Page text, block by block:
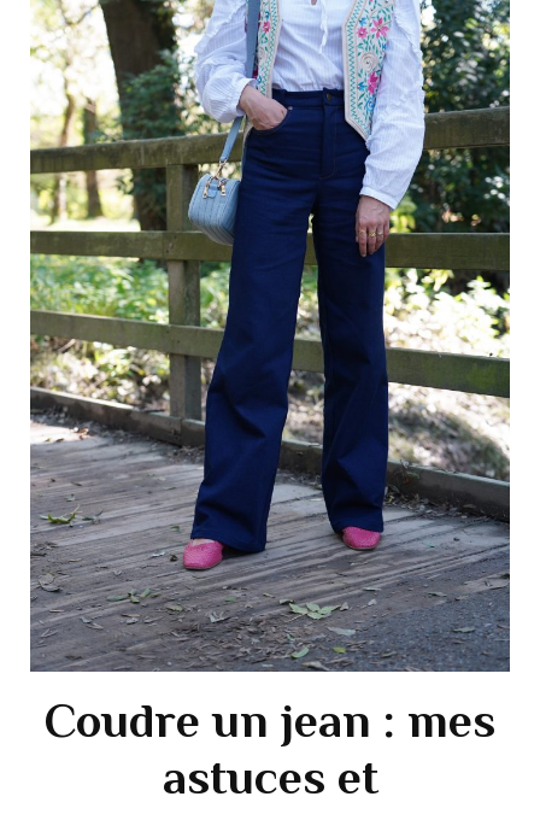
Coudre un jean : mes
astuces et